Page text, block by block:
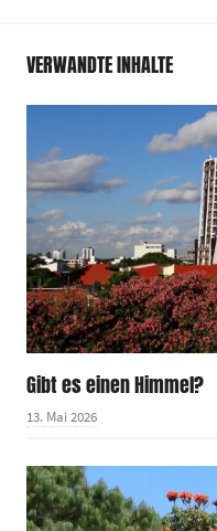
VERWANDTE INHALTE
Gibt es einen Himmel?
13. Mai 2026